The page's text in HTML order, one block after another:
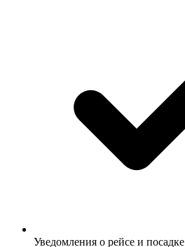
Уведомления о рейсе и посадке